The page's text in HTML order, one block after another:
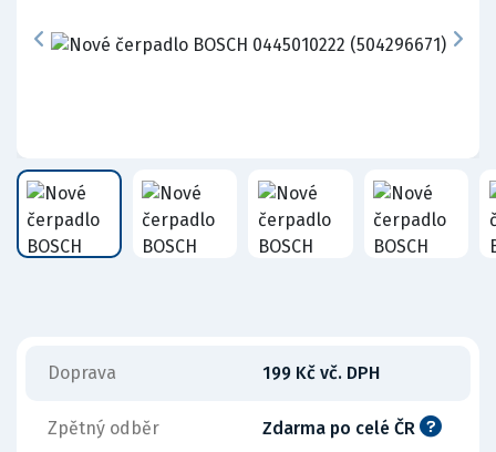
Doprava 199 Kč vč. DPH
Zpětný odběr Zdarma po celé ČR